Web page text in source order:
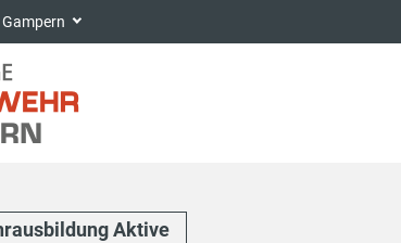
Gampern
Aktive